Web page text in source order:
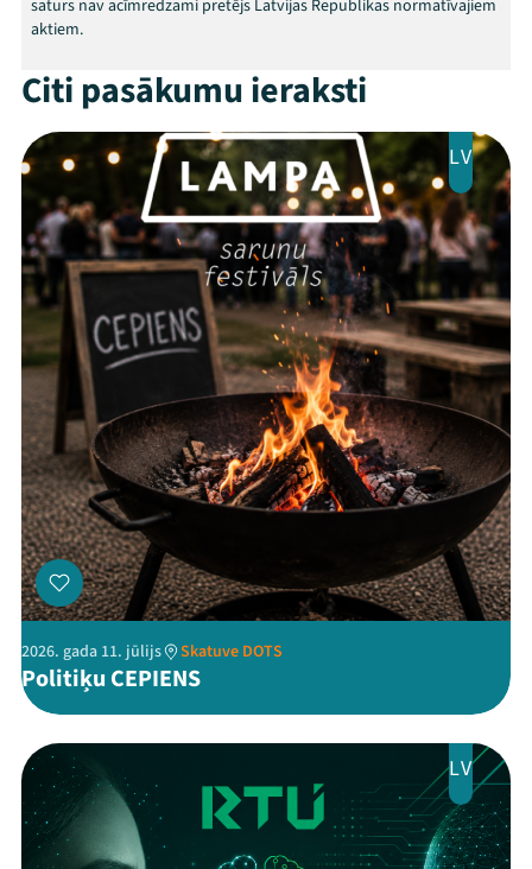
ThreadsFacebookYoutube
X Instagram
Flick TikTok
saturs nav acīmredzami pretējs Latvijas Republikas normatīvajiem
aktiem.
Citi pasākumu ieraksti
LV
2026. gada 11. jūlijs Skatuve DOTS
Politiķu CEPIENS
LV